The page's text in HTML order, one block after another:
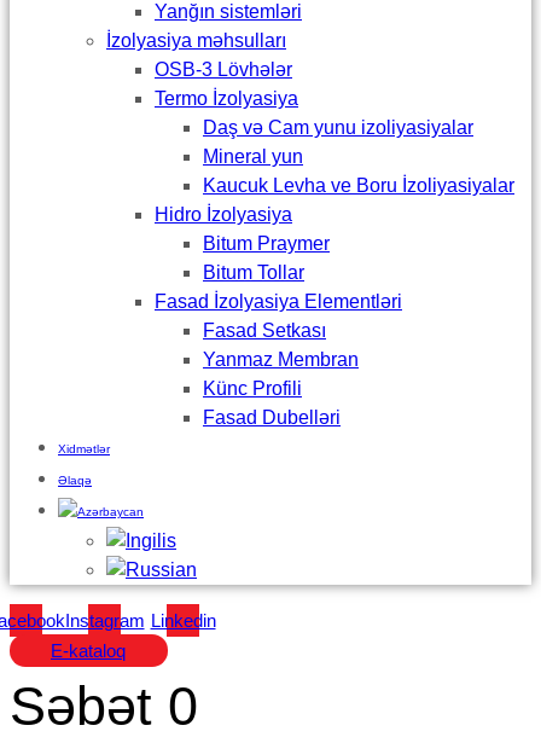
Yanğın sistemləri
İzolyasiya məhsulları
OSB-3 Lövhələr
Termo İzolyasiya
Daş və Cam yunu izoliyasiyalar
Mineral yun
Kaucuk Levha ve Boru İzoliyasiyalar
Hidro İzolyasiya
Bitum Praymer
Bitum Tollar
Fasad İzolyasiya Elementləri
Fasad Setkası
Yanmaz Membran
Künc Profili
Fasad Dubelləri
Xidmətlər
Əlaqə
Instagram Linkedin
E-kataloq
Səbət 0